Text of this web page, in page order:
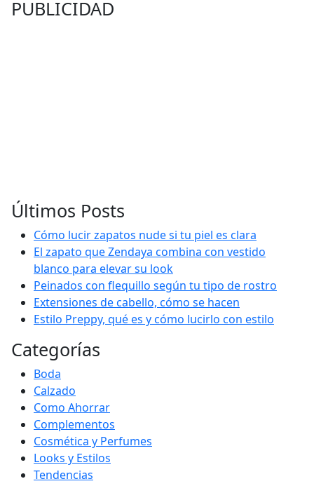
PUBLICIDAD
Últimos Posts
Cómo lucir zapatos nude si tu piel es clara
El zapato que Zendaya combina con vestido
blanco para elevar su look
Peinados con flequillo según tu tipo de rostro
Extensiones de cabello, cómo se hacen
Estilo Preppy, qué es y cómo lucirlo con estilo
Categorías
Boda
Calzado
Como Ahorrar
Complementos
Cosmética y Perfumes
Looks y Estilos
Tendencias